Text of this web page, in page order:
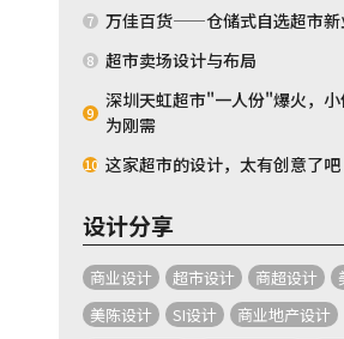
7 万佳百货——仓储式自选超市新
8 超市卖场设计与布局
9
深圳天虹超市"一人份"爆火，
为刚需
10 这家超市的设计，太有创意了吧
设计分享
商业设计 超市设计 商超设计
美陈设计
SI设计
商业地产设计